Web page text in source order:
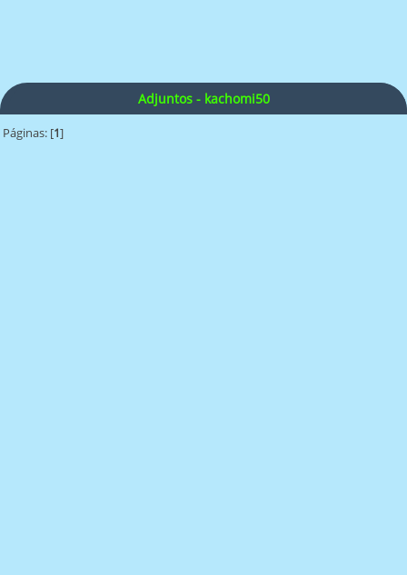
Adjuntos - kachomi50
Páginas: [1]